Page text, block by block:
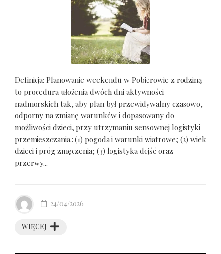
Definicja: Planowanie weekendu w Pobierowie z rodziną
to procedura ułożenia dwóch dni aktywności
nadmorskich tak, aby plan był przewidywalny czasowo,
odporny na zmianę warunków i dopasowany do
możliwości dzieci, przy utrzymaniu sensownej logistyki
przemieszczania.: (1) pogoda i warunki wiatrowe; (2) wiek
dzieci i próg zmęczenia; (3) logistyka dojść oraz
przerwy...
WIĘCEJ
24/04/2026